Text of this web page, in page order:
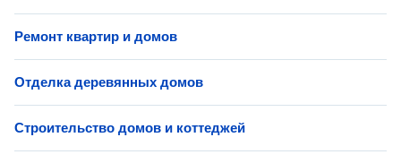
Ремонт квартир и домов
Отделка деревянных домов
Строительство домов и коттеджей